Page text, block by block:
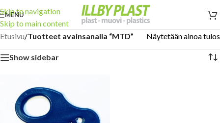
Skip to navigation
Skip to main content
MENU
Etusivu/Tuotteet avainsanalla “MTD” Näytetään ainoa tulos
Show sidebar